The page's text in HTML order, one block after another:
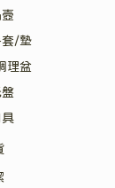
套/墊
理盆